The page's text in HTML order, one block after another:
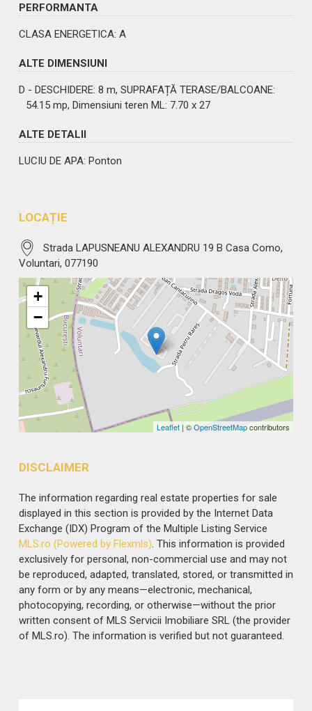
PERFORMANTA
CLASA ENERGETICA: A
ALTE DIMENSIUNI
D - DESCHIDERE: 8 m, SUPRAFAȚĂ TERASE/BALCOANE:
54.15 mp, Dimensiuni teren ML: 7.70 x 27
ALTE DETALII
LUCIU DE APA: Ponton
LOCAȚIE
Strada LAPUSNEANU ALEXANDRU 19 B Casa Como,
Voluntari, 077190
+
−
Leaflet | ©OpenStreetMapcontributors
DISCLAIMER
The information regarding real estate properties for sale
displayed in this section is provided by the Internet Data
Exchange (IDX) Program of the Multiple Listing Service
MLS.ro (Powered by Flexmls) . This information is provided
exclusively for personal, non-commercial use and may not
be reproduced, adapted, translated, stored, or transmitted in
any form or by any means—electronic, mechanical,
photocopying, recording, or otherwise—without the prior
written consent of MLS Servicii Imobiliare SRL (the provider
of MLS.ro). The information is verified but not guaranteed.